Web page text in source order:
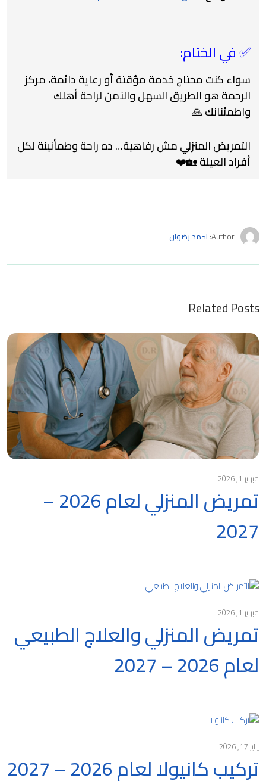
✅ في الختام:
سواء كنت محتاج خدمة مؤقتة أو رعاية دائمة، مركز
الرحمة هو الطريق السهل والآمن لراحة أهلك
واطمئنانك 🙏
التمريض المنزلي مش رفاهية… ده راحة وطمأنينة لكل
أفراد العيلة 🏡❤️
Author: احمد رضوان
Related Posts
فبراير 1, 2026
تمريض المنزلي لعام 2026 –
2027
فبراير 1, 2026
تمريض المنزلي والعلاج الطبيعي
لعام 2026 – 2027
يناير 17, 2026
تركيب كانيولا لعام 2026 – 2027